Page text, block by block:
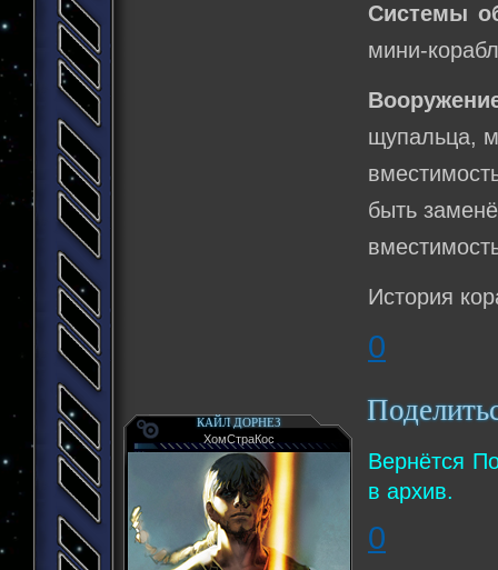
Системы
мини-
щупальца,
быть
История
0
КАЙЛ ДОРНЕЗ
ХомСтраКос
Вернётся
в архив.
0